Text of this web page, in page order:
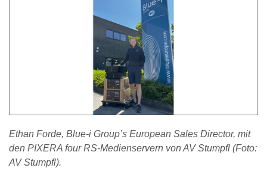
Ethan Forde, Blue-i Group’s European Sales Director, mit
den PIXERA four RS-Medienservern von AV Stumpfl (Foto:
AV Stumpfl).